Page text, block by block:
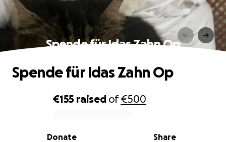
Spende für Idas Zahn Op
0% complete
€155 raised of€500
Share
Donate
Spende für Idas Zahn Op